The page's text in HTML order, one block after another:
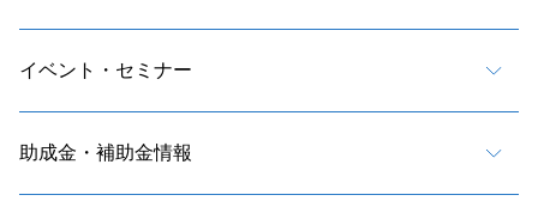
イベント・セミナー
助成金・補助金情報